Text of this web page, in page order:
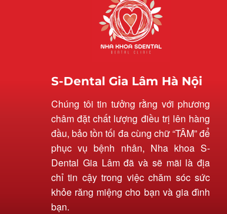
S-Dental Gia Lâm Hà Nội
Chúng tôi tin tưởng rằng với phương
châm đặt chất lượng điều trị lên hàng
đầu, bảo tồn tối đa cùng chữ “TÂM” để
phục vụ bệnh nhân, Nha khoa S-
Dental Gia Lâm đã và sẽ mãi là địa
chỉ tin cậy trong việc chăm sóc sức
khỏe răng miệng cho bạn và gia đình
bạn.